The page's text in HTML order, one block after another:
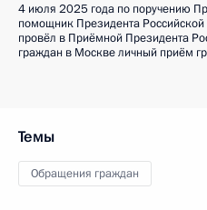
4 июля 2025 года по поручению
помощник Президента
провёл в Приёмной Президента
граждан в Москве личный приём
Темы
Обращения граждан